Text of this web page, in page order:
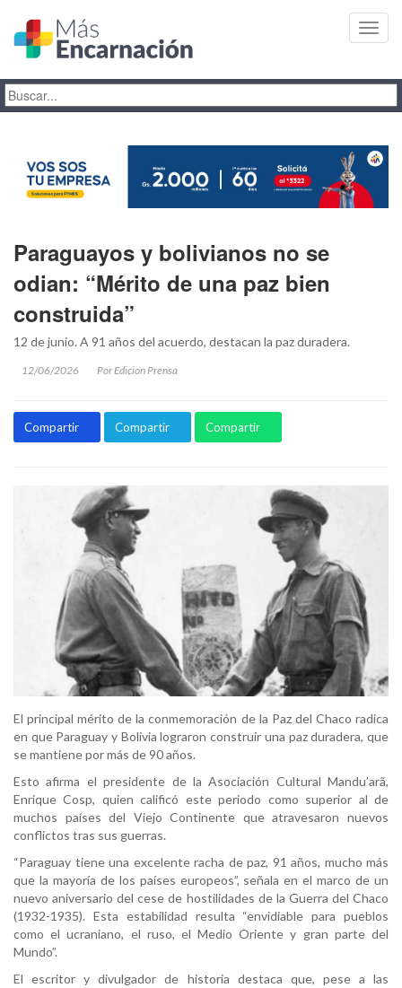
Paraguayos y bolivianos no se
odian: “Mérito de una paz bien
construida”
12 de junio. A 91 años del acuerdo, destacan la paz duradera.
12/06/2026 Por Edicion Prensa
Compartir Compartir Compartir
El principal mérito de la conmemoración de la Paz del Chaco radica
en que Paraguay y Bolivia lograron construir una paz duradera, que
se mantiene por más de 90 años.
Esto afirma el presidente de la Asociación Cultural Mandu’arã,
Enrique Cosp, quien calificó este periodo como superior al de
muchos países del Viejo Continente que atravesaron nuevos
conflictos tras sus guerras.
“Paraguay tiene una excelente racha de paz, 91 años, mucho más
que la mayoría de los países europeos”, señala en el marco de un
nuevo aniversario del cese de hostilidades de la Guerra del Chaco
(1932-1935). Esta estabilidad resulta “envidiable para pueblos
como el ucraniano, el ruso, el Medio Oriente y gran parte del
Mundo”.
El escritor y divulgador de historia destaca que, pese a las